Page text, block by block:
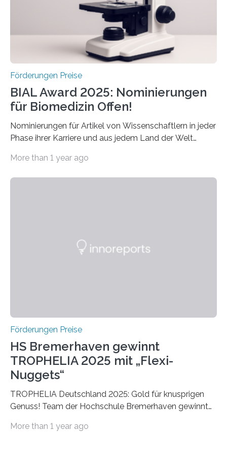
werden soll eine herausragende Doktorarbeit oder eine
hochrangige wissenschaftliche Publikation zum Thema
Förderungen Preise
BIAL Award 2025: Nominierungen
für Biomedizin Offen!
Nominierungen für Artikel von Wissenschaftlern in jeder
Phase ihrer Karriere und aus jedem Land der Welt
Leben gerufen, um die bemerkenswertesten
Foundation, des BIAL Award in Biomedicine ist in
More than 1 year ago
Förderungen Preise
HS Bremerhaven gewinnt
TROPHELIA 2025 mit „Flexi-
Nuggets“
TROPHELIA Deutschland 2025: Gold für knusprigen
Genuss! Team der Hochschule Bremerhaven gewinnt
ECOTROPHELIAMit der Produktidee “Flexi-Nuggets”
More than 1 year ago